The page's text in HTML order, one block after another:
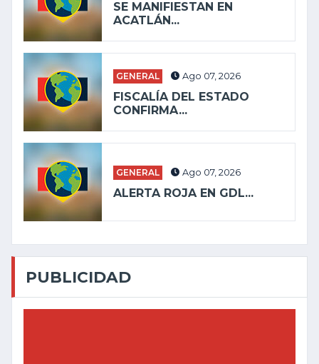
SE MANIFIESTAN EN
ACATLÁN...
GENERAL Ago 07, 2026
FISCALÍA DEL ESTADO
CONFIRMA...
GENERAL Ago 07, 2026
ALERTA ROJA EN GDL...
PUBLICIDAD